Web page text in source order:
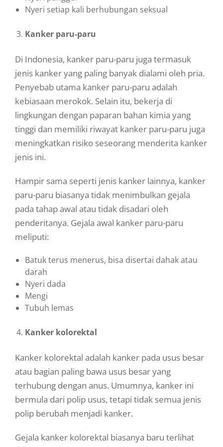
Nyeri setiap kali berhubungan seksual
Kanker paru-paru
Di Indonesia, kanker paru-paru juga termasuk
jenis kanker yang paling banyak dialami oleh pria.
Penyebab utama kanker paru-paru adalah
kebiasaan merokok. Selain itu, bekerja di
lingkungan dengan paparan bahan kimia yang
tinggi dan memiliki riwayat kanker paru-paru juga
meningkatkan risiko seseorang menderita kanker
jenis ini.
Hampir sama seperti jenis kanker lainnya, kanker
paru-paru biasanya tidak menimbulkan gejala
pada tahap awal atau tidak disadari oleh
penderitanya. Gejala awal kanker paru-paru
meliputi:
Batuk terus menerus, bisa disertai dahak atau
darah
Nyeri dada
Mengi
Tubuh lemas
Kanker kolorektal
Kanker kolorektal adalah kanker pada usus besar
atau bagian paling bawa usus besar yang
terhubung dengan anus. Umumnya, kanker ini
bermula dari polip usus, tetapi tidak semua jenis
polip berubah menjadi kanker.
Gejala kanker kolorektal biasanya baru terlihat